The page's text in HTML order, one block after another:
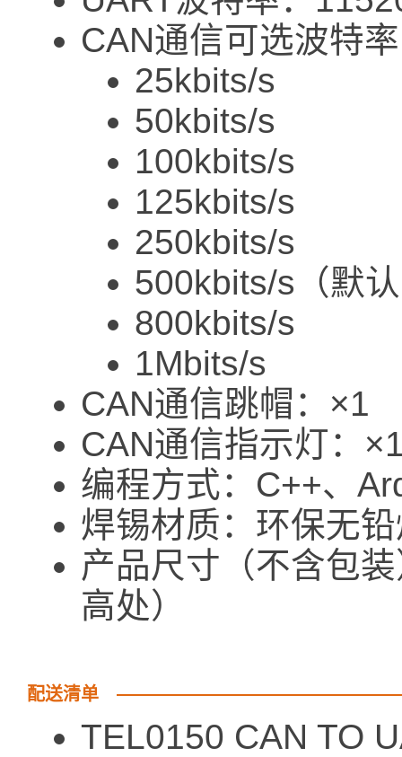
CAN通信可选波特
25kbits/s
50kbits/s
100kbits/s
125kbits/s
250kbits/s
500kbits/s（默
800kbits/s
1Mbits/s
CAN通信跳帽：×1
CAN通信指示灯：
编程方式：C++、
焊锡材质：环保无
产品尺寸（不含包
高处）
配送清单
TEL0150 CAN TO